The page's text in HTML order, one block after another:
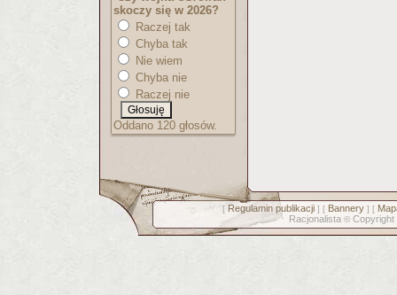
skoczy się w 2026?
Raczej tak
Chyba tak
Nie wiem
Chyba nie
Raczej nie
Oddano 120 głosów.
[ Regulamin publikacji] [ Bannery] [
Racjonalista © Copyright